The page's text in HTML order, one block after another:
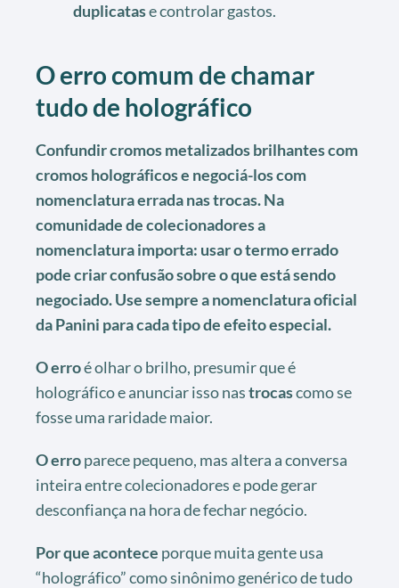
duplicatase controlar gastos.
O erro comum de chamar
tudo de holográfico
Confundir cromos metalizados brilhantes com
cromos holográficos e negociá-los com
nomenclatura errada nas trocas. Na
comunidade de colecionadores a
nomenclatura importa: usar o termo errado
pode criar confusão sobre o que está sendo
negociado. Use sempre a nomenclatura oficial
da Panini para cada tipo de efeito especial.
O erroé olhar o brilho, presumir que é
holográfico e anunciar isso nastrocascomo se
fosse uma raridade maior.
O erroparece pequeno, mas altera a conversa
inteira entre colecionadores e pode gerar
desconfiança na hora de fechar negócio.
Por que acontece porque muita gente usa
“holográfico” como sinônimo genérico de tudo